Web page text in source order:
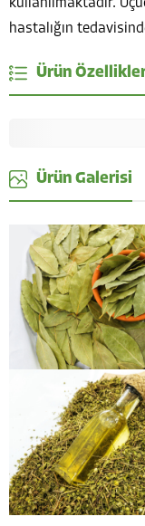
kullanılmaktadır.
hastalığın
Ürün
Ürün Galerisi